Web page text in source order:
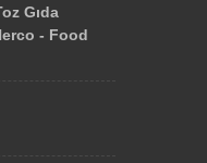
Gıda
- Food